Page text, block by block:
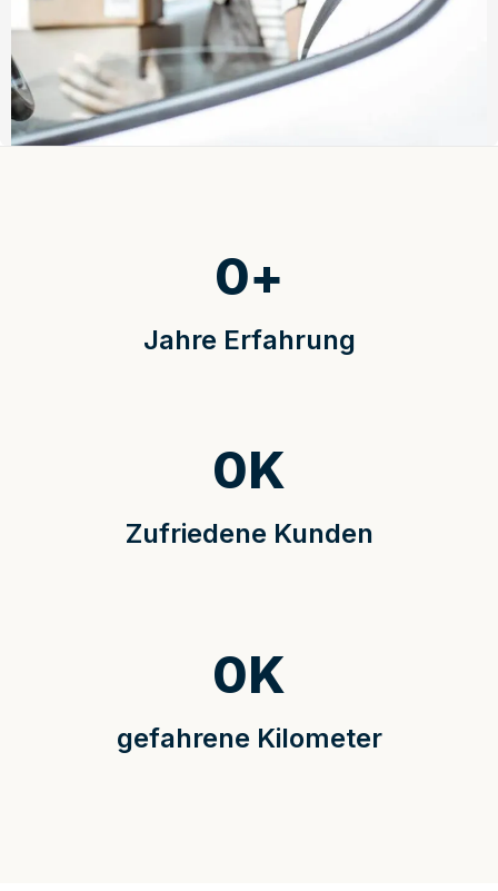
Jahre Erfahrung
0+
Zufriedene Kunden
0K
gefahrene Kilometer
0K